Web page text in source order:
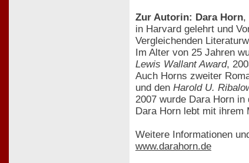
Zur Autorin: Dara Horn,
in Harvard gelehrt und
Vergleichenden
Im Alter von 25 Jahren
Lewis Wallant Award,
Auch Horns zweiter
und den Harold U.
2007 wurde Dara Horn
Dara Horn lebt mit ihrem
Weitere Informationen
www.darahorn.de